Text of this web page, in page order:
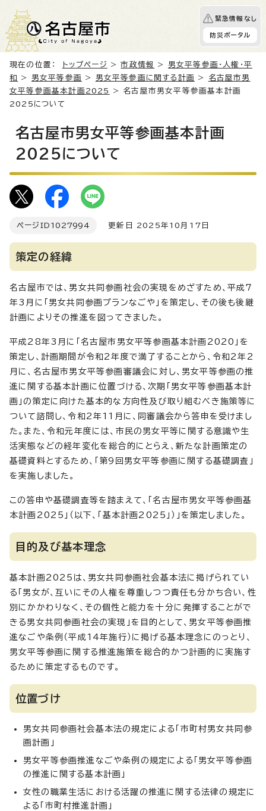
緊急情報なし
防災ポータル
現在の位置： トップページ >市政情報 > 男女平等参画・人権・平
和
> 男女平等参画 > 男女平等参画に関する計画 >
名古屋市男
女平等参画基本計画2025
> 名古屋市男女平等参画基本計画
2025について
名古屋市男女平等参画基本計画
2025について
ページID 1027994 更新日 2025年10月17日
策定の経緯
名古屋市では、男女共同参画社会の実現をめざすため、平成7
年3月に「男女共同参画プランなごや」を策定し、その後も後継
計画によりその推進を図ってきました。
平成28年3月に「名古屋市男女平等参画基本計画2020」を
策定し、計画期間が令和2年度で満了することから、令和2年2
月に、名古屋市男女平等参画審議会に対し、男女平等参画の推
進に関する基本計画に位置づける、次期「男女平等参画基本計
画」の策定に向けた基本的な方向性及び取り組むべき施策等に
ついて諮問し、令和2年11月に、同審議会から答申を受けまし
た。また、令和元年度には、市民の男女平等に関する意識や生
活実態などの経年変化を総合的にとらえ、新たな計画策定の
基礎資料とするため、「第9回男女平等参画に関する基礎調査」
を実施しました。
この答申や基礎調査等を踏まえて、「名古屋市男女平等参画基
本計画2025」（以下、「基本計画2025」）」を策定しました。
目的及び基本理念
基本計画2025は、男女共同参画社会基本法に掲げられてい
る「男女が、互いにその人権を尊重しつつ責任も分かち合い、性
別にかかわりなく、その個性と能力を十分に発揮することがで
きる男女共同参画社会の実現」を目的として、男女平等参画推
進なごや条例（平成14年施行）に掲げる基本理念にのっとり、
男女平等参画に関する推進施策を総合的かつ計画的に実施す
るために策定するものです。
位置づけ
男女共同参画社会基本法の規定による「市町村男女共同参
画計画」
男女平等参画推進なごや条例の規定による「男女平等参画
の推進に関する基本計画」
女性の職業生活における活躍の推進に関する法律の規定に
よる「市町村推進計画」